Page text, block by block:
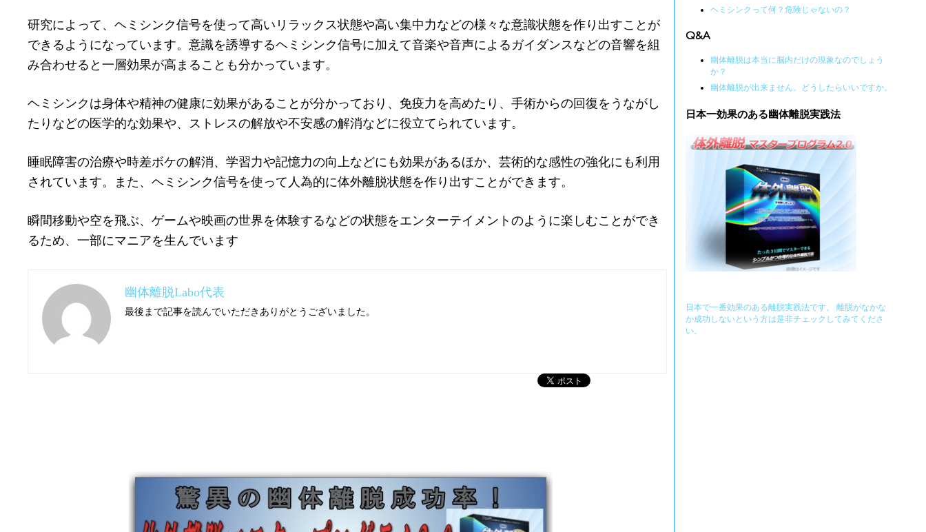
研究によって、ヘミシンク信号を使って高いリラックス状態や高い集中力などの様々な意識状態を作り出すことが
できるようになっています。意識を誘導するヘミシンク信号に加えて音楽や音声によるガイダンスなどの音響を組
み合わせると一層効果が高まることも分かっています。
ヘミシンクは身体や精神の健康に効果があることが分かっており、免疫力を高めたり、手術からの回復をうながし
たりなどの医学的な効果や、ストレスの解放や不安感の解消などに役立てられています。
睡眠障害の治療や時差ボケの解消、学習力や記憶力の向上などにも効果があるほか、芸術的な感性の強化にも利用
されています。また、ヘミシンク信号を使って人為的に体外離脱状態を作り出すことができます。
瞬間移動や空を飛ぶ、ゲームや映画の世界を体験するなどの状態をエンターテイメントのように楽しむことができ
るため、一部にマニアを生んでいます
幽体離脱Labo代表
最後まで記事を読んでいただきありがとうございました。
ヘミシンクって何？危険じゃないの？
Q&A
幽体離脱は本当に脳内だけの現象なのでしょう
か？
幽体離脱が出来ません。どうしたらいいですか。
日本一効果のある幽体離脱実践法
日本で一番効果のある離脱実践法です。 離脱がなかな
か成功しないという方は是非チェックしてみてくださ
い。